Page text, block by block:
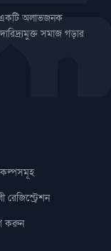
একটি অলাভজনক
সমাজ গড়ার
রেজিস্ট্রেশন
করুন